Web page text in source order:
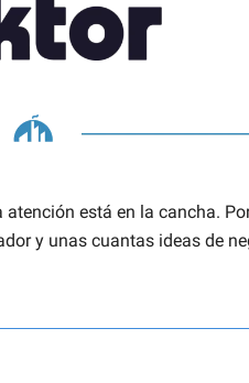
atención está en la cancha.
y unas cuantas ideas de